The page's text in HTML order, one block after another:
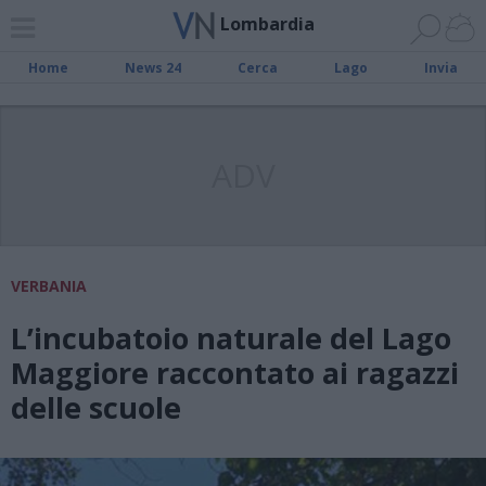
Lombardia
Home News 24 Cerca Lago Invia
VERBANIA
L’incubatoio naturale del Lago
Maggiore raccontato ai ragazzi
delle scuole